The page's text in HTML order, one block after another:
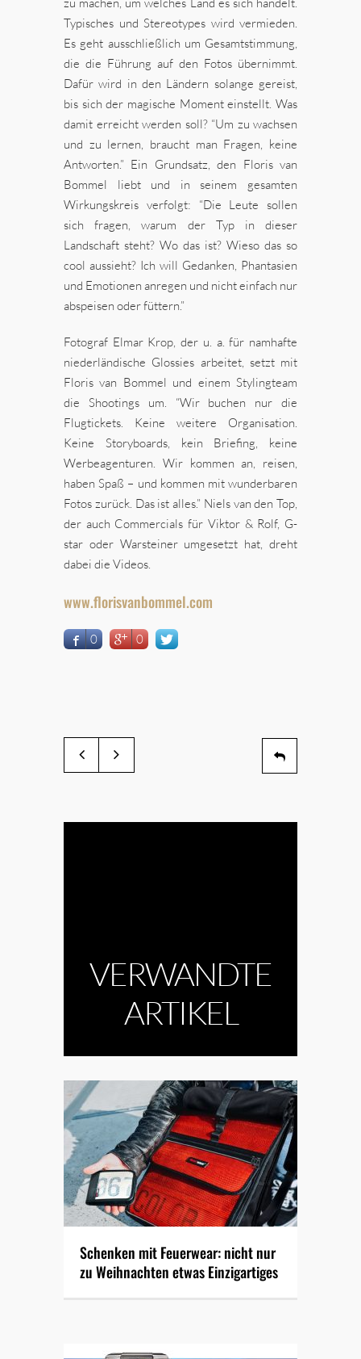
Typisches und Stereotypes wird vermieden.
Es geht ausschließlich um Gesamtstimmung,
die die Führung auf den Fotos übernimmt.
Dafür wird in den Ländern solange gereist,
bis sich der magische Moment einstellt. Was
damit erreicht werden soll? “Um zu wachsen
und zu lernen, braucht man Fragen, keine
Antworten.” Ein Grundsatz, den Floris van
Bommel liebt und in seinem gesamten
Wirkungskreis verfolgt: “Die Leute sollen
sich fragen, warum der Typ in dieser
Landschaft steht? Wo das ist? Wieso das so
cool aussieht? Ich will Gedanken, Phantasien
und Emotionen anregen und nicht einfach nur
abspeisen oder füttern.”
Fotograf Elmar Krop, der u. a. für namhafte
niederländische Glossies arbeitet, setzt mit
Floris van Bommel und einem Stylingteam
die Shootings um. “Wir buchen nur die
Flugtickets. Keine weitere Organisation.
Keine Storyboards, kein Briefing, keine
Werbeagenturen. Wir kommen an, reisen,
haben Spaß – und kommen mit wunderbaren
Fotos zurück. Das ist alles.” Niels van den Top,
der auch Commercials für Viktor & Rolf, G-
star oder Warsteiner umgesetzt hat, dreht
dabei die Videos.
www.florisvanbommel.com
0 0
VERWANDTE
ARTIKEL
Schenken mit Feuerwear: nicht nur
zu Weihnachten etwas Einzigartiges